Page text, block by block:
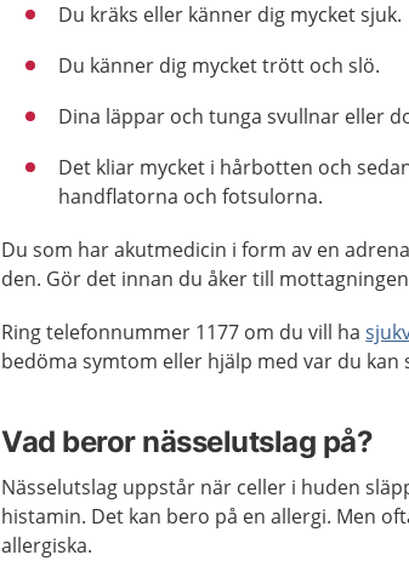
Du kräks eller känner dig mycket sjuk.
Du känner dig mycket trött och slö.
Dina läppar och tunga svullnar eller
Det kliar mycket i hårbotten och
handflatorna och fotsulorna.
Du som har akutmedicin i form av en
den. Gör det innan du åker till
Ring telefonnummer 1177 om du vill ha
bedöma symtom eller hjälp med var du kan
Vad beror nässelutslag på?
Nässelutslag uppstår när celler i huden
histamin. Det kan bero på en allergi. Men
allergiska.